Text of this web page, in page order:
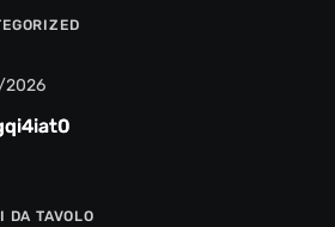
DA TAVOLO